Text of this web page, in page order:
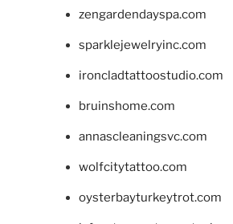
zengardendayspa.com
sparklejewelryinc.com
ironcladtattoostudio.com
bruinshome.com
annascleaningsvc.com
wolfcitytattoo.com
oysterbayturkeytrot.com